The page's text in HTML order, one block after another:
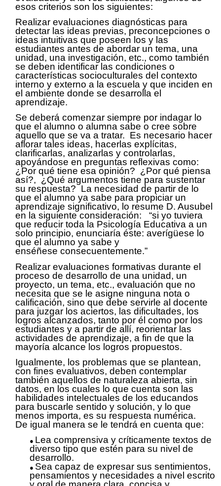
esos criterios son los siguientes:
Realizar evaluaciones diagnósticas para
detectar las ideas previas, preconcepciones o
ideas intuitivas que poseen los y las
estudiantes antes de abordar un tema, una
unidad, una investigación, etc., como también
se deben identificar las condiciones o
características socioculturales del contexto
interno y externo a la escuela y que inciden en
el ambiente donde se desarrolla el
aprendizaje.
Se deberá comenzar siempre por indagar lo
que el alumno o alumna sabe o cree sobre
aquello que se va a tratar. Es necesario hacer
aflorar tales ideas, hacerlas explícitas,
clarificarlas, analizarlas y controlarlas,
apoyándose en preguntas reflexivas como:
¿Por qué tiene esa opinión? ¿Por qué piensa
así?, ¿Qué argumentos tiene para sustentar
su respuesta? La necesidad de partir de lo
que el alumno ya sabe para propiciar un
aprendizaje significativo, lo resume D. Ausubel
en la siguiente consideración: “si yo tuviera
que reducir toda la Psicología Educativa a un
solo principio, enunciaría éste: averígüese lo
que el alumno ya sabe y
enséñese consecuentemente.”
Realizar evaluaciones formativas durante el
proceso de desarrollo de una unidad, un
proyecto, un tema, etc., evaluación que no
necesita que se le asigne ninguna nota o
calificación, sino que debe servirle al docente
para juzgar los aciertos, las dificultades, los
logros alcanzados, tanto por él como por los
estudiantes y a partir de allí, reorientar las
actividades de aprendizaje, a fin de que la
mayoría alcance los logros propuestos.
Igualmente, los problemas que se plantean,
con fines evaluativos, deben contemplar
también aquellos de naturaleza abierta, sin
datos, en los cuales lo que cuenta son las
habilidades intelectuales de los educandos
para buscarle sentido y solución, y lo que
menos importa, es su respuesta numérica.
De igual manera se le tendrá en cuenta que:
Lea comprensiva y críticamente textos de
diverso tipo que estén para su nivel de
desarrollo.
Sea capaz de expresar sus sentimientos,
pensamientos y necesidades a nivel escrito